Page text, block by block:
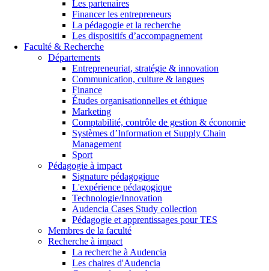
Les partenaires
Financer les entrepreneurs
La pédagogie et la recherche
Les dispositifs d’accompagnement
Faculté & Recherche
Départements
Entrepreneuriat, stratégie & innovation
Communication, culture & langues
Finance
Études organisationnelles et éthique
Marketing
Comptabilité, contrôle de gestion & économie
Systèmes d’Information et Supply Chain
Management
Sport
Pédagogie à impact
Signature pédagogique
L'expérience pédagogique
Technologie/Innovation
Audencia Cases Study collection
Pédagogie et apprentissages pour TES
Membres de la faculté
Recherche à impact
La recherche à Audencia
Les chaires d'Audencia